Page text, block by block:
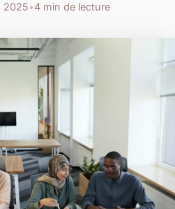
2025•4 min de lecture